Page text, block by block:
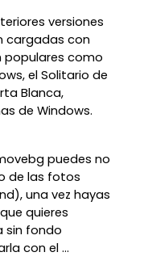
versiones
cargadas con
populares como
el Solitario de
Blanca,
de Windows.
puedes no
de las fotos
una vez hayas
quieres
sin fondo
con el ...